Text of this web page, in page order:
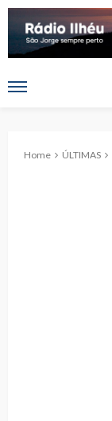
Home ÚLTIMAS